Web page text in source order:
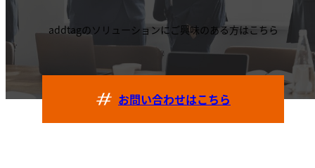
addtagのソリューションにご興味のある方はこちら
お問い合わせはこちら